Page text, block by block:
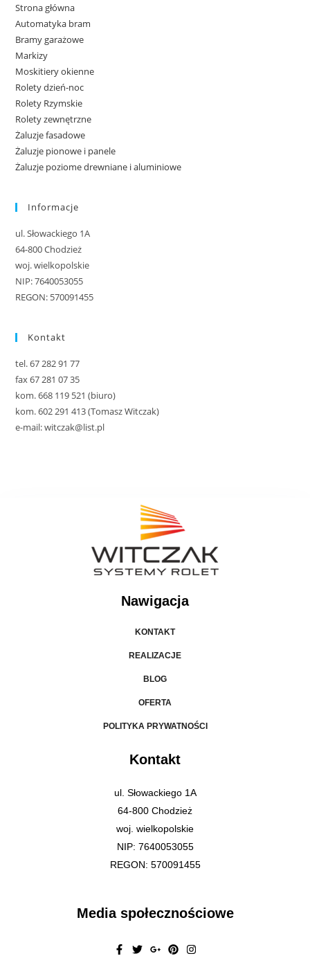
Strona główna
Automatyka bram
Bramy garażowe
Markizy
Moskitiery okienne
Rolety dzień-noc
Rolety Rzymskie
Rolety zewnętrzne
Żaluzje fasadowe
Żaluzje pionowe i panele
Żaluzje poziome drewniane i aluminiowe
Informacje
ul. Słowackiego 1A
64-800 Chodzież
woj. wielkopolskie
NIP: 7640053055
REGON: 570091455
Kontakt
tel. 67 282 91 77
fax 67 281 07 35
kom. 668 119 521 (biuro)
kom. 602 291 413 (Tomasz Witczak)
e-mail: witczak@list.pl
Nawigacja
KONTAKT
REALIZACJE
BLOG
OFERTA
POLITYKA PRYWATNOŚCI
Kontakt
ul. Słowackiego 1A
64-800 Chodzież
woj. wielkopolskie
NIP: 7640053055
REGON: 570091455
Media społecznościowe